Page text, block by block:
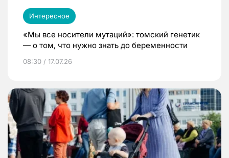
Интересное
«Мы все носители мутаций»: томский генетик
— о том, что нужно знать до беременности
08:30 / 17.07.26